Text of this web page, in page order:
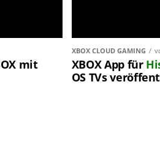
mit
XBOX CLOUD GAMING
XBOX App für
OS TVs